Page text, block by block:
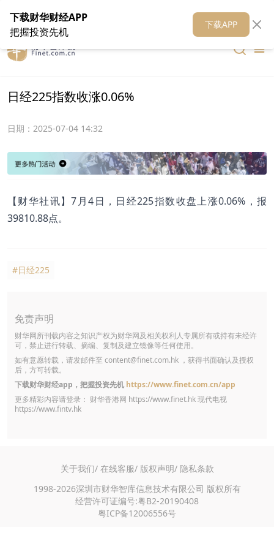
在线客服 关于我们 财华媒体矩阵 财华智库
日经225指数收涨0.06%
日期： 2025-07-04 14:32
【财华社讯】7月4日，日经225指数收盘上涨0.06%，报
39810.88点。
#日经225
免责声明
财华网所刊载内容之知识产权为财华网及相关权利人专属所有或持有未经许
可，禁止进行转载、摘编、复制及建立镜像等任何使用。
如有意愿转载，请发邮件至 content@finet.com.hk ，获得书面确认及授权
后，方可转载。
下载财华财经app，把握投资先机 https://www.finet.com.cn/app
更多精彩内容请登录： 财华香港网 https://www.finet.hk现代电视
https://www.fintv.hk
关于我们/ 在线客服/ 版权声明/ 隐私条款
1998-2026深圳市财华智库信息技术有限公司 版权所有
经营许可证编号:粤B2-20190408
粤ICP备12006556号
下载财华财经APP
把握投资先机
下载APP